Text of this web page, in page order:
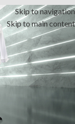
Skip to navigation
Skip to main content